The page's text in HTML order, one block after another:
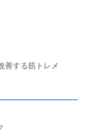
善する筋トレメ